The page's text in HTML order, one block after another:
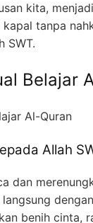
kita,
tanpa
SWT.
Belajar
Allah
dan
benih cinta,